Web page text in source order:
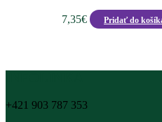
7,35€ Pridať do
+421 903 787 353